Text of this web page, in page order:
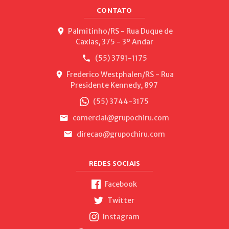
CONTATO
Palmitinho/RS - Rua Duque de
Caxias, 375 - 3º Andar
(55) 3791-1175
Frederico Westphalen/RS - Rua
Presidente Kennedy, 897
(55) 3744-3175
comercial@grupochiru.com
direcao@grupochiru.com
REDES SOCIAIS
Facebook
Twitter
Instagram